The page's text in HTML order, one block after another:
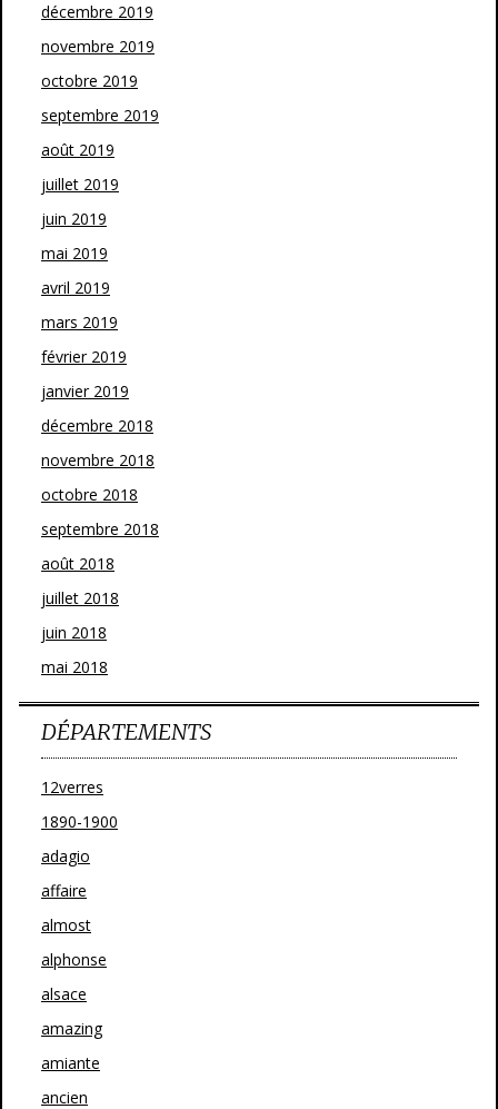
décembre 2019
novembre 2019
octobre 2019
septembre 2019
août 2019
juillet 2019
juin 2019
mai 2019
avril 2019
mars 2019
février 2019
janvier 2019
décembre 2018
novembre 2018
octobre 2018
septembre 2018
août 2018
juillet 2018
juin 2018
mai 2018
DÉPARTEMENTS
12verres
1890-1900
adagio
affaire
almost
alphonse
alsace
amazing
amiante
ancien